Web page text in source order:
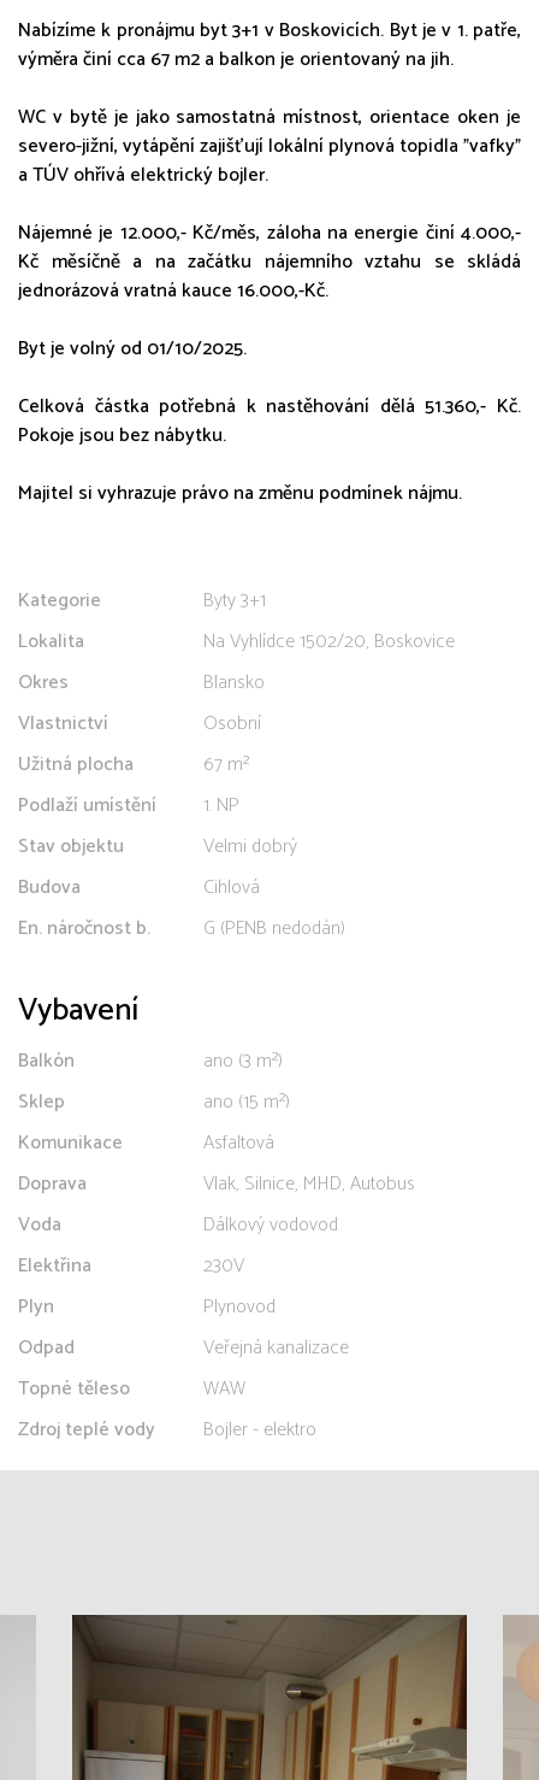
Nabízíme k pronájmu byt 3+1 v Boskovicích. Byt je v 1. patře,
výměra činí cca 67 m2 a balkon je orientovaný na jih.
WC v bytě je jako samostatná místnost, orientace oken je
severo-jižní, vytápění zajišťují lokální plynová topidla "vafky"
a TÚV ohřívá elektrický bojler.
Nájemné je 12.000,- Kč/měs, záloha na energie činí 4.000,-
Kč měsíčně a na začátku nájemního vztahu se skládá
jednorázová vratná kauce 16.000,-Kč.
Byt je volný od 01/10/2025.
Celková částka potřebná k nastěhování dělá 51.360,- Kč.
Pokoje jsou bez nábytku.
Majitel si vyhrazuje právo na změnu podmínek nájmu.
Kategorie
Byty 3+1
Lokalita
Na Vyhlídce 1502/20, Boskovice
Okres
Blansko
Vlastnictví
Osobní
Užitná plocha
67 m²
Podlaží umístění
1. NP
Stav objektu
Velmi dobrý
Budova
Cihlová
En. náročnost b.
G (PENB nedodán)
Vybavení
Balkón
ano (3 m²)
Sklep
ano (15 m²)
Komunikace
Asfaltová
Doprava
Vlak, Silnice, MHD, Autobus
Voda
Dálkový vodovod
Elektřina
230V
Plyn
Plynovod
Odpad
Veřejná kanalizace
Topné těleso
WAW
Zdroj teplé vody
Bojler - elektro